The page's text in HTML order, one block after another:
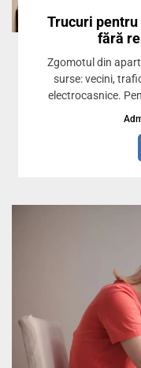
Trucuri
fără
Zgomotul din
surse: vecini,
electrocasnice.